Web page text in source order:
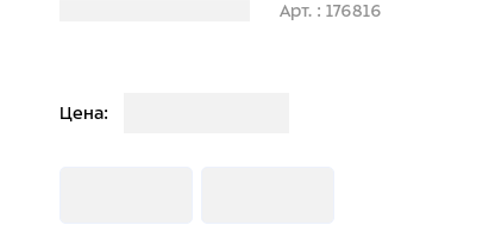
Арт. : 176816
Цена: